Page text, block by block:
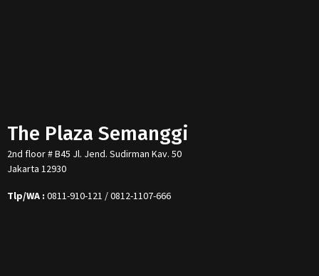
The Plaza Semanggi
2nd floor # B45 Jl. Jend. Sudirman Kav. 50
Jakarta 12930
Tlp/WA : 0811-910-121 / 0812-1107-666